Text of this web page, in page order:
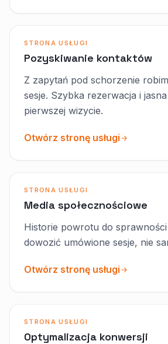
STRONA USŁUGI
Pozyskiwanie kontaktów
Z zapytań pod schorzenie
sesje. Szybka rezerwacja i
pierwszej wizycie.
Otwórz stronę usługi
STRONA USŁUGI
Media społecznościowe
Historie powrotu do
dowozić umówione sesje, nie
Otwórz stronę usługi
STRONA USŁUGI
Optymalizacja konwersji